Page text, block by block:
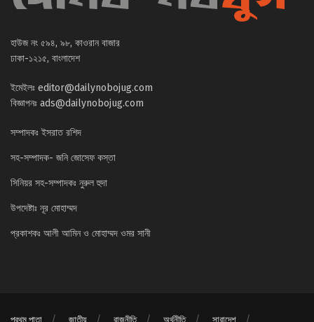
হাউজ নং ৫৯৪, ৯৮, কাওরান বাজার
ঢাকা-১২১৫, বাংলাদেশ
ইমেইলঃ editor@dailynobojug.com
বিজ্ঞাপনঃ ads@dailynobojug.com
সম্পাদকঃ ইসরাত রশিদ
সহ-সম্পাদক- জনি জোসেফ কস্তা
সিনিয়র সহ-সম্পাদকঃ নুরুল হুদা
উপদেষ্টাঃ নূর মোহাম্মদ
প্রকাশকঃ আলী আমিন ও মোহাম্মদ ওমর সানী
প্রথম পাতা জাতীয় রাজনীতি অর্থনীতি সারাদেশ